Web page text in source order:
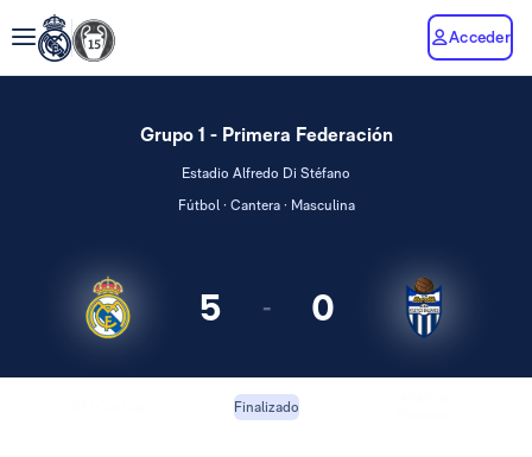
Acceder
Grupo 1 - Primera Federación
Estadio Alfredo Di Stéfano
Fútbol · Cantera · Masculina
5 - 0
Finalizado